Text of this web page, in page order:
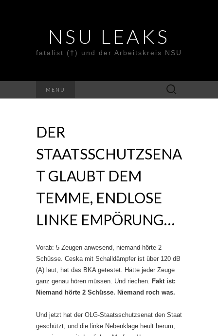
NSU LEAKS
fatalist (†) und der Arbeitskreis NSU
MENU
Suche
nach:
DER
STAATSSCHUTZSENA
T GLAUBT DEM
TEMME, ENDLOSE
LINKE EMPÖRUNG…
Vorab: 5 Zeugen anwesend, niemand hörte 2
Schüsse. Ceska mit Schalldämpfer ist über 120 dB
(A) laut, hat das BKA getestet. Hätte jeder Zeuge
ganz genau hören müssen. Und riechen. Fakt ist:
Niemand hörte 2 Schüsse. Niemand roch was.
Und jetzt hat der OLG-Staatsschutzsenat den Staat
geschützt, und die linke Nebenklage heult herum,